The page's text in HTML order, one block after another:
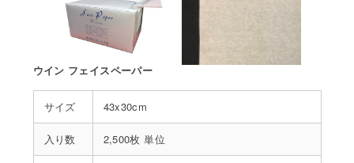
ウイン フェイスペーパー
サイズ 43x30cm
入り数 2,500枚 単位